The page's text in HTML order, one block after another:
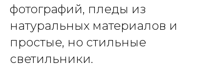
фотографий, пледы из
натуральных материалов и
простые, но стильные
светильники.